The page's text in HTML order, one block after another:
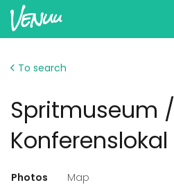
Log in
English
To search
Spritmuseum /
Konferenslokal
Photos Map